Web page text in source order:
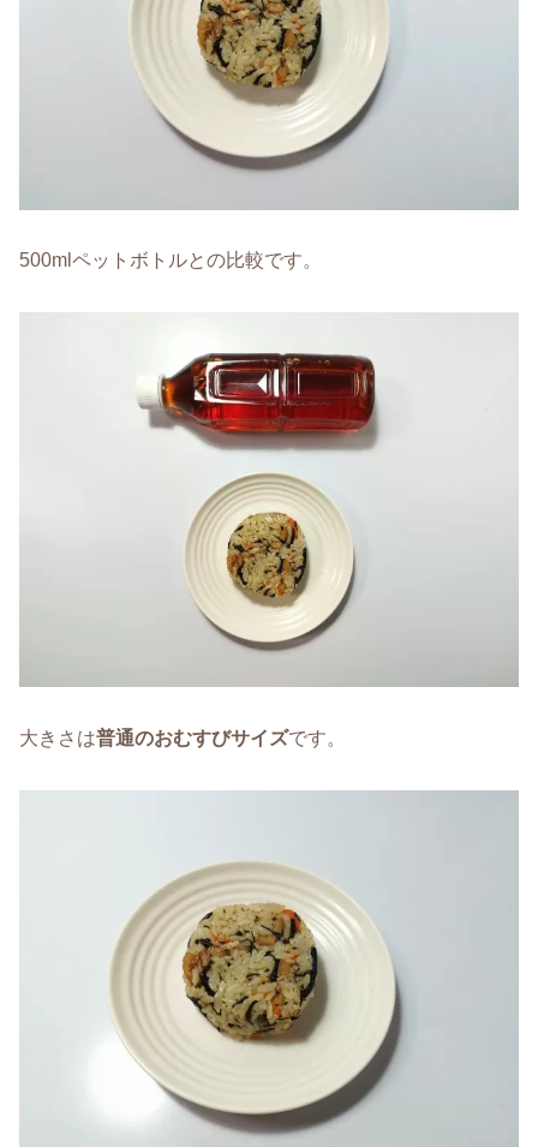
500mlペットボトルとの比較です。
大きさは普通のおむすびサイズです。